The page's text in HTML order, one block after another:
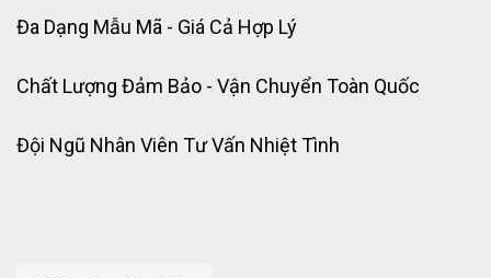
Đa Dạng Mẫu Mã - Giá Cả Hợp Lý
Chất Lượng Đảm Bảo - Vận Chuyển Toàn Quốc
Đội Ngũ Nhân Viên Tư Vấn Nhiệt Tình